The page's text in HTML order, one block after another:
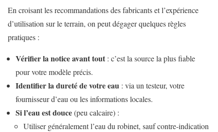
En croisant les recommandations des fabricants et l’expérience
d’utilisation sur le terrain, on peut dégager quelques règles
pratiques :
Vérifier la notice avant tout : c’est la source la plus fiable
pour votre modèle précis.
Identifier la dureté de votre eau : via un testeur, votre
fournisseur d’eau ou les informations locales.
Si l’eau est douce(peu calcaire) :
Utiliser généralement l’eau du robinet, sauf contre-indication